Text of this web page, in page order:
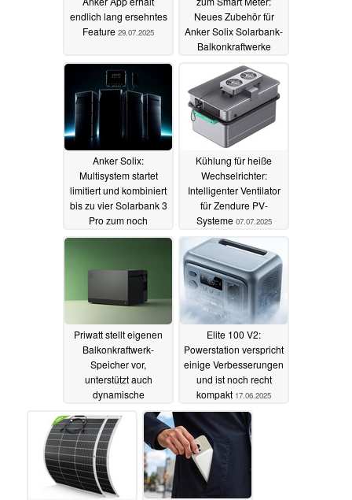
endlich lang ersehntes
Feature 29.07.2025
Neues Zubehör für
Anker Solix Solarbank-
Balkonkraftwerke
Anker Solix:
Multisystem startet
limitiert und kombiniert
bis zu vier Solarbank 3
Pro zum noch
mächtigeren PV-
Kühlung für heiße
Wechselrichter:
Intelligenter Ventilator
für Zendure PV-
Systeme 07.07.2025
Priwatt stellt eigenen
Balkonkraftwerk-
Speicher vor,
unterstützt auch
dynamische
17.06.2025
Elite 100 V2:
Powerstation verspricht
einige Verbesserungen
und ist noch recht
kompakt 17.06.2025